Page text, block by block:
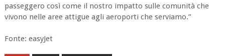
passeggero così come il nostro impatto sulle comunità che
vivono nelle aree attigue agli aeroporti che serviamo.”
Fonte: easyJet